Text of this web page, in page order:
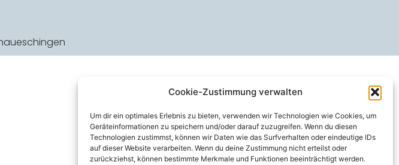
Cookie-Zustimmung verwalten
Um dir ein optimales Erlebnis zu bieten, verwenden wir Technologien wie Cookies, um
Geräteinformationen zu speichern und/oder darauf zuzugreifen. Wenn du diesen
Technologien zustimmst, können wir Daten wie das Surfverhalten oder eindeutige IDs
auf dieser Website verarbeiten. Wenn du deine Zustimmung nicht erteilst oder
zurückziehst, können bestimmte Merkmale und Funktionen beeinträchtigt werden.